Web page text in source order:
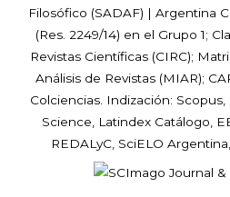
Filosófico (SADAF) | Argentina
(Res. 2249/14) en el Grupo 1;
Revistas Científicas (CIRC);
Análisis de Revistas (MIAR);
Colciencias. Indización:
Science, Latindex Catálogo,
REDALyC, SciELO